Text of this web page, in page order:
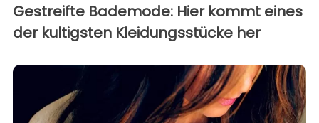
Gestreifte Bademode: Hier kommt eines
der kultigsten Kleidungsstücke her